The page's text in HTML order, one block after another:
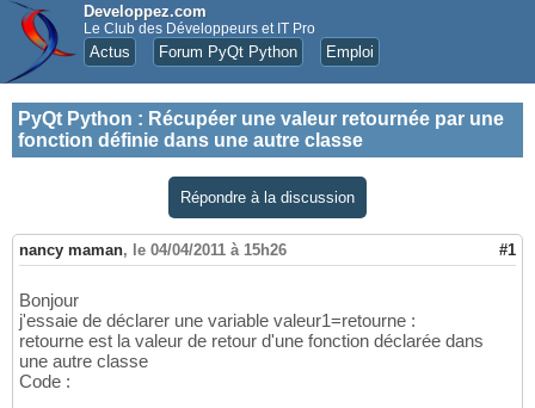
Developpez.com
Le Club des Développeurs et IT Pro
Actus Forum PyQt Python Emploi
PyQt Python : Récupéer une valeur retournée par une
fonction définie dans une autre classe
Répondre à la discussion
nancy maman, le 04/04/2011 à 15h26 #1
Bonjour
j'essaie de déclarer une variable valeur1=retourne :
retourne est la valeur de retour d'une fonction déclarée dans
une autre classe
Code :